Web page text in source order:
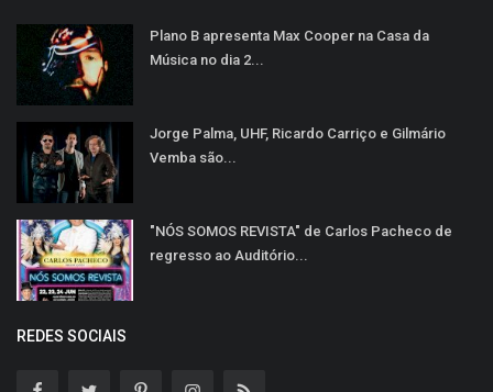
Plano B apresenta Max Cooper na Casa da
Música no dia 2...
Jorge Palma, UHF, Ricardo Carriço e Gilmário
Vemba são...
"NÓS SOMOS REVISTA" de Carlos Pacheco de
regresso ao Auditório...
REDES SOCIAIS